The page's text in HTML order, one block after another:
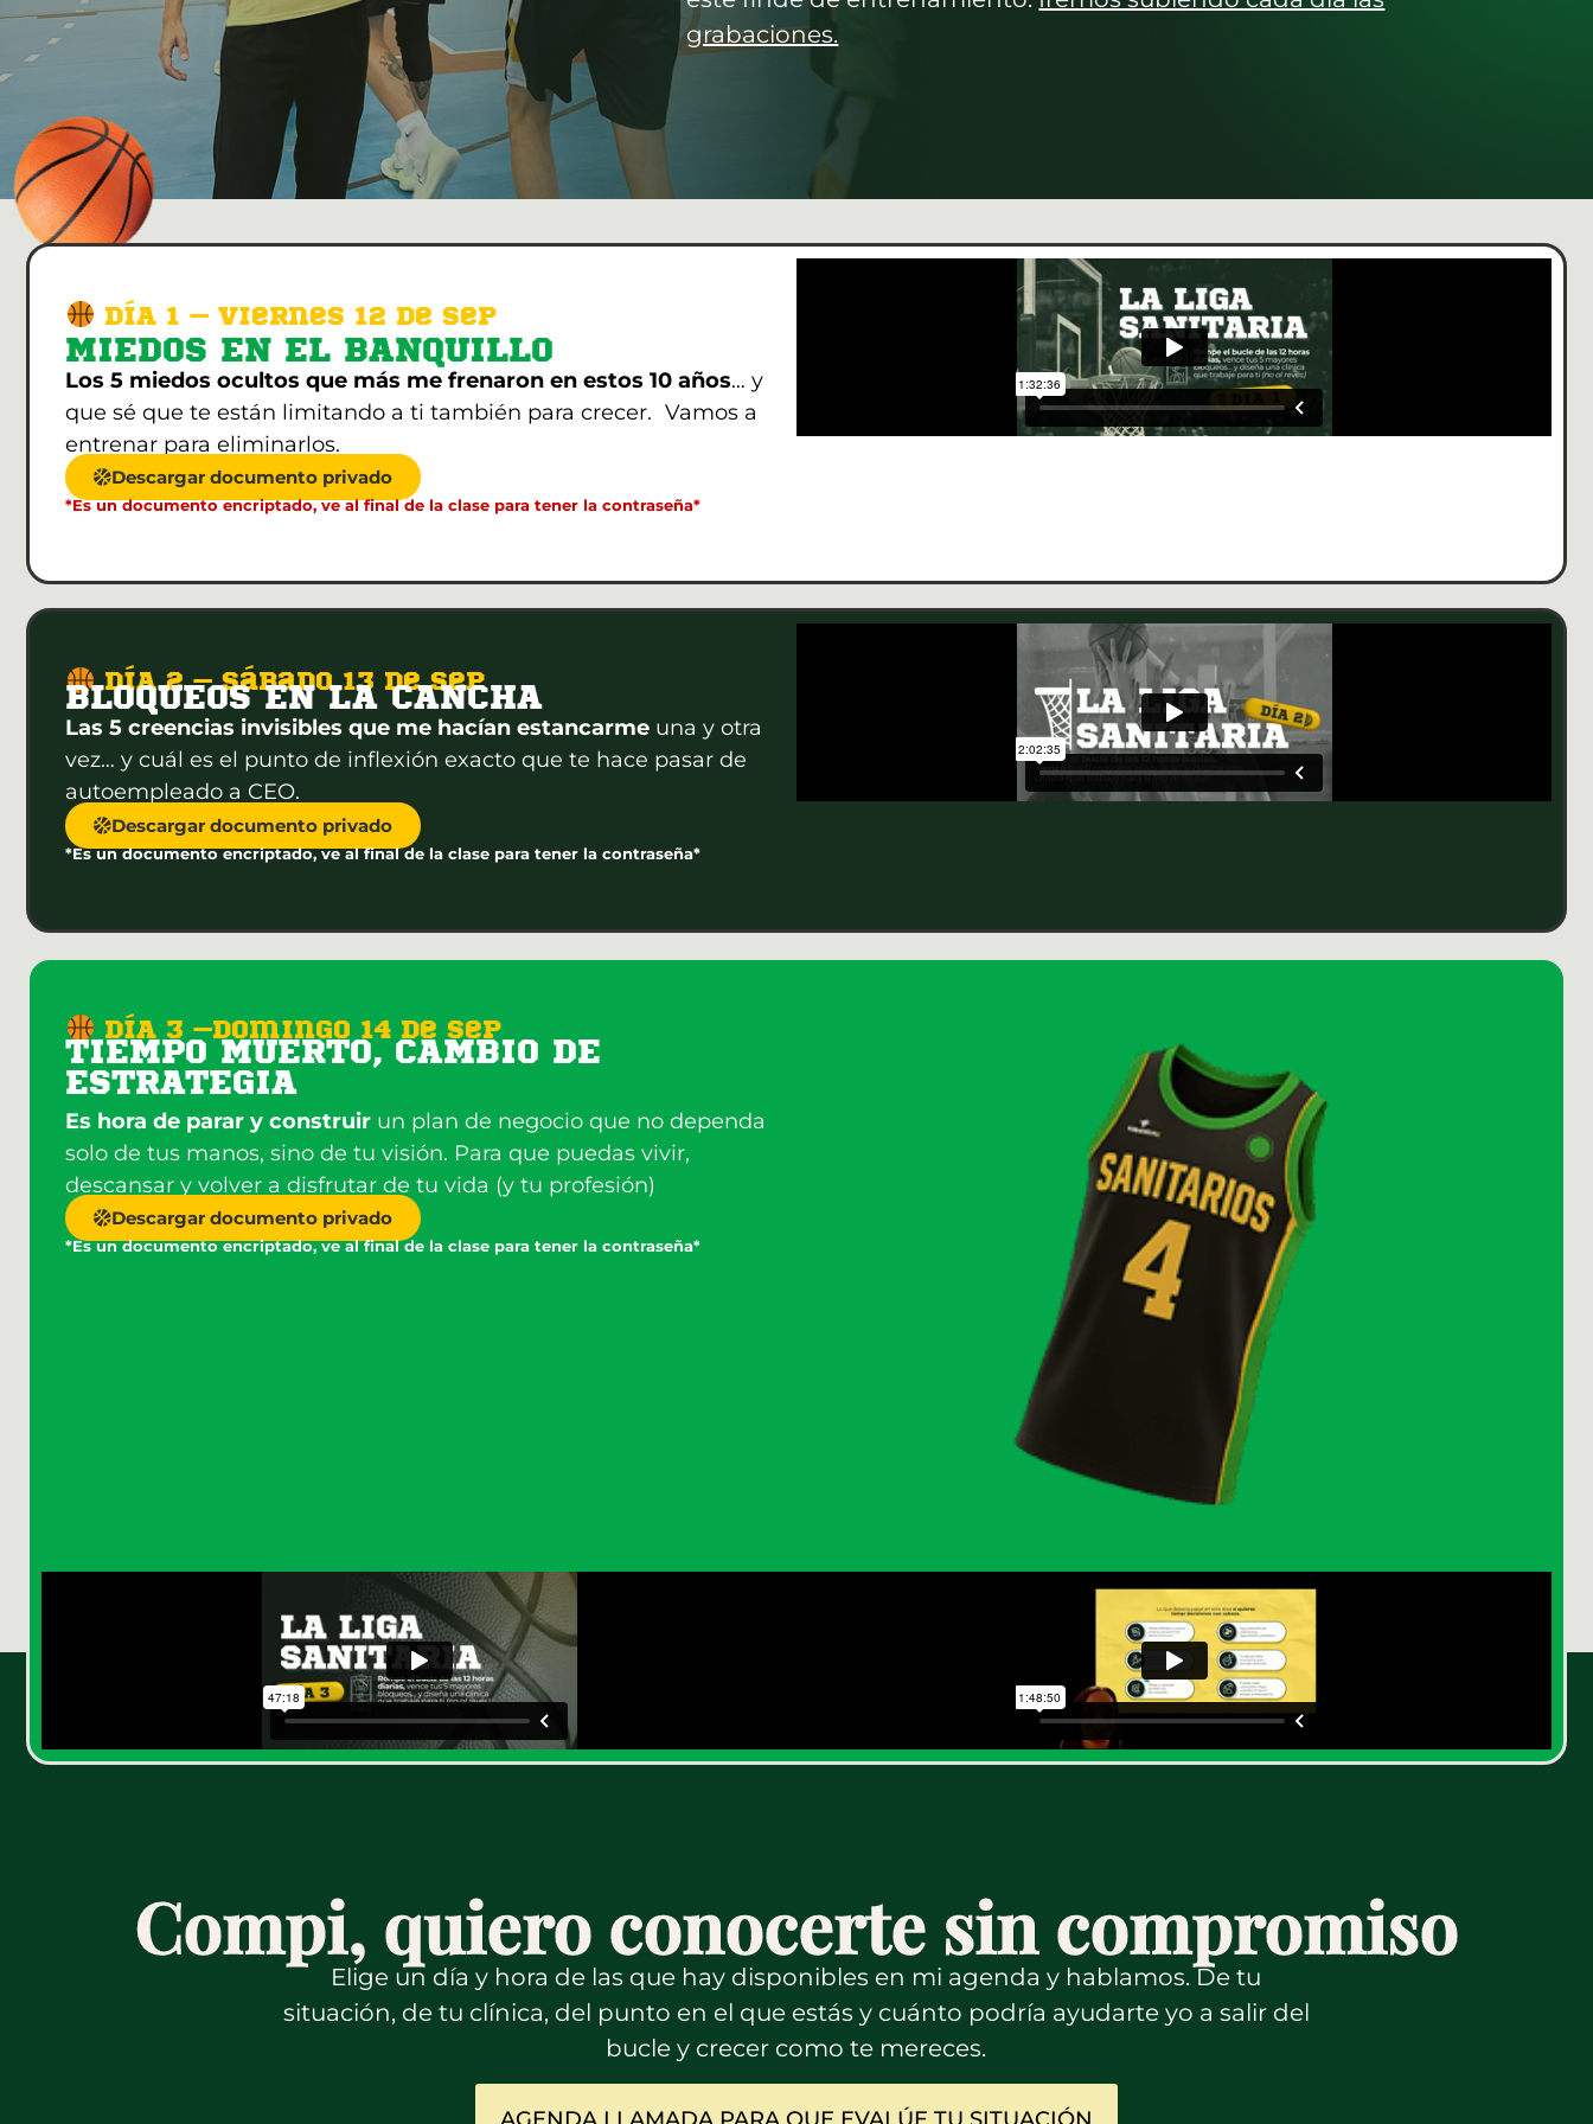
grabaciones.
DÍA 1 – Viernes 12 de sep
MIEDOS EN EL BANQUILLO
Los 5 miedos ocultos que más me frenaron en estos 10 años… y
que sé que te están limitando a ti también para crecer. Vamos a
entrenar para eliminarlos.
Descargar documento privado
*Es un documento encriptado, ve al final de la clase para tener la contraseña*
DÍA 2 – Sábado 13 de sep
BLOQUEOS EN LA CANCHA
Las 5 creencias invisibles que me hacían estancarme una y otra
vez… y cuál es el punto de inflexión exacto que te hace pasar de
autoempleado a CEO.
Descargar documento privado
*Es un documento encriptado, ve al final de la clase para tener la contraseña*
DÍA 3 –Domingo 14 de sep
TIEMPO MUERTO, CAMBIO DE
ESTRATEGIA
Es hora de parar y construir un plan de negocio que no dependa
solo de tus manos, sino de tu visión. Para que puedas vivir,
descansar y volver a disfrutar de tu vida (y tu profesión)
Descargar documento privado
*Es un documento encriptado, ve al final de la clase para tener la contraseña*
Compi, quiero conocerte sin compromiso
Elige un día y hora de las que hay disponibles en mi agenda y hablamos. De tu
situación, de tu clínica, del punto en el que estás y cuánto podría ayudarte yo a salir del
bucle y crecer como te mereces.